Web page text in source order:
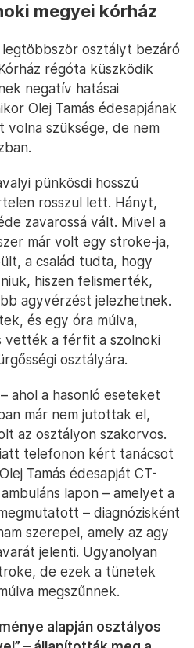
megyei kórház
osztályt bezáró
régóta küszködik
negatív hatásai
Olej Tamás édesapjának
volna szüksége, de nem
pünkösdi hosszú
rosszul lett. Hányt,
zavarossá vált. Mivel a
már volt egy stroke-ja,
a család tudta, hogy
hiszen felismerték,
agyvérzést jelezhetnek.
és egy óra múlva,
vették a férfit a szolnoki
osztályára.
ahol a hasonló eseteket
már nem jutottak el,
az osztályon szakorvos.
telefonon kért tanácsot
Tamás édesapját CT-
lapon – amelyet a
– diagnózisként
szerepel, amely az agy
jelenti. Ugyanolyan
de ezek a tünetek
megszűnnek.
alapján osztályos